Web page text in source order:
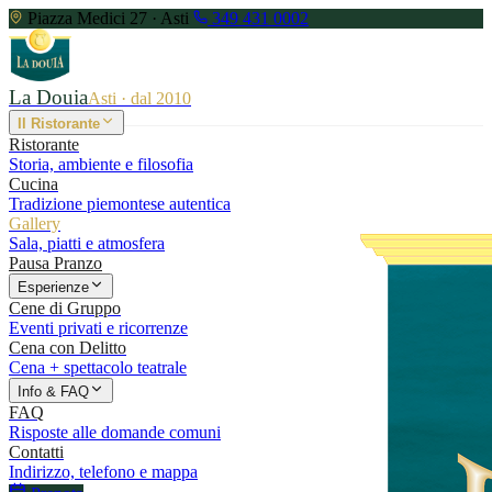
Piazza Medici 27 · Asti 349 431 0002
La DouiaAsti · dal 2010
Il Ristorante
Ristorante
Storia, ambiente e filosofia
Cucina
Tradizione piemontese autentica
Gallery
Sala, piatti e atmosfera
Pausa Pranzo
Esperienze
Cene di Gruppo
Eventi privati e ricorrenze
Cena con Delitto
Cena + spettacolo teatrale
Info & FAQ
FAQ
Risposte alle domande comuni
Contatti
Indirizzo, telefono e mappa